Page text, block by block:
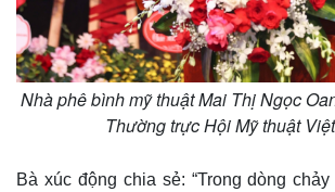
Nhà phê bình mỹ thuật Mai Thị Ngọc
Thường trực Hội Mỹ thuật
Bà xúc động chia sẻ: “Trong dòng